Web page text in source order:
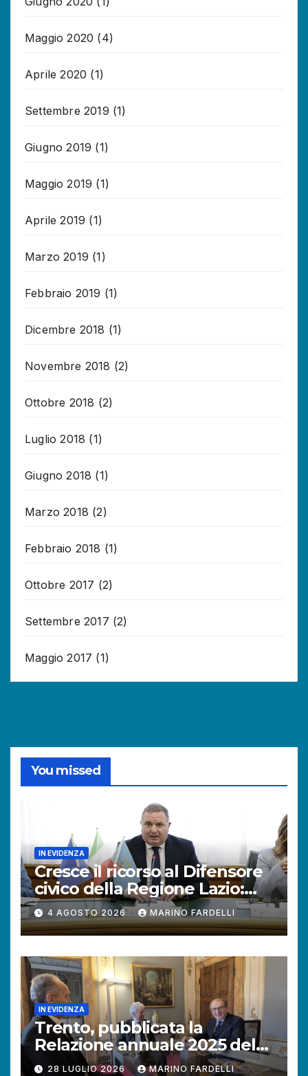
Maggio 2020 (4)
Aprile 2020 (1)
Settembre 2019 (1)
Giugno 2019 (1)
Maggio 2019 (1)
Aprile 2019 (1)
Marzo 2019 (1)
Febbraio 2019 (1)
Dicembre 2018 (1)
Novembre 2018 (2)
Ottobre 2018 (2)
Luglio 2018 (1)
Giugno 2018 (1)
Marzo 2018 (2)
Febbraio 2018 (1)
Ottobre 2017 (2)
Settembre 2017 (2)
Maggio 2017 (1)
You missed
IN EVIDENZA
Cresce il ricorso al Difensore
civico della Regione Lazio:
+121% di istanze rispetto al
2025.
4 AGOSTO 2026 MARINO FARDELLI
IN EVIDENZA
Trento, pubblicata la
Relazione annuale 2025 del
Difensore civico della
28 LUGLIO 2026 MARINO FARDELLI